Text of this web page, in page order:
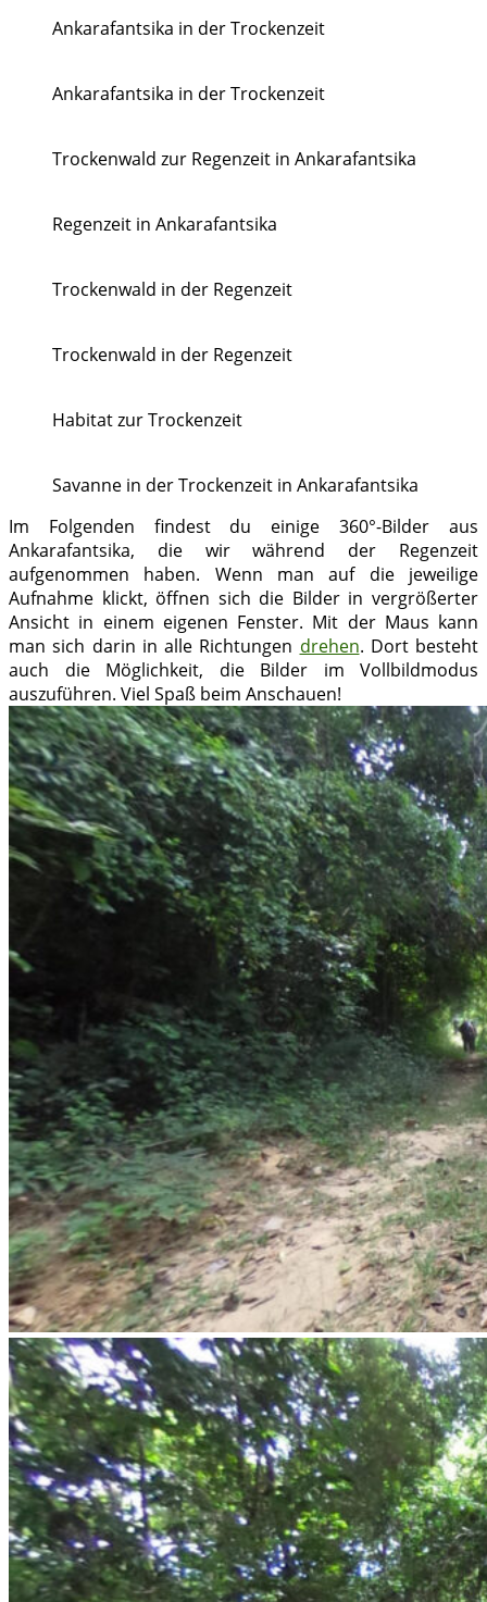
Ankarafantsika in der Trockenzeit
Ankarafantsika in der Trockenzeit
Trockenwald zur Regenzeit in Ankarafantsika
Regenzeit in Ankarafantsika
Trockenwald in der Regenzeit
Trockenwald in der Regenzeit
Habitat zur Trockenzeit
Savanne in der Trockenzeit in Ankarafantsika
Im Folgenden findest du einige 360°-Bilder aus
Ankarafantsika, die wir während der Regenzeit
aufgenommen haben. Wenn man auf die jeweilige
Aufnahme klickt, öffnen sich die Bilder in vergrößerter
Ansicht in einem eigenen Fenster. Mit der Maus kann
man sich darin in alle Richtungen drehen. Dort besteht
auch die Möglichkeit, die Bilder im Vollbildmodus
auszuführen. Viel Spaß beim Anschauen!